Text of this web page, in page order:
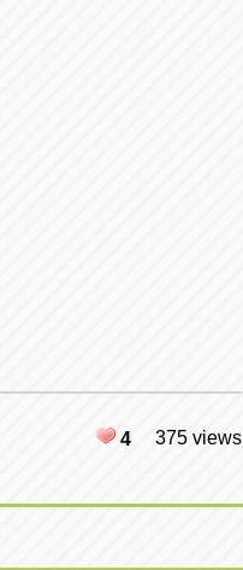
4 375 views